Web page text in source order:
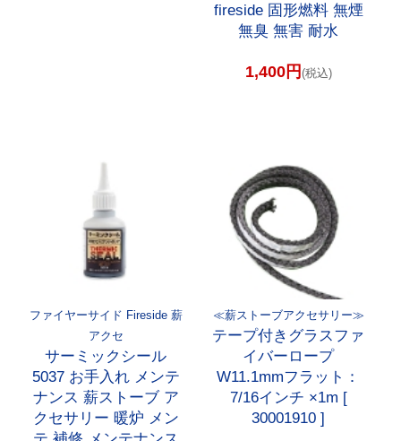
fireside 固形燃料 無煙
無臭 無害 耐水
1,400円 (税込)
ファイヤーサイド Fireside 薪
アクセ
サーミックシール
5037 お手入れ メンテ
ナンス 薪ストーブ ア
クセサリー 暖炉 メン
≪薪ストーブアクセサリー≫
テープ付きグラスファ
イバーロープ
W11.1mmフラット：
7/16インチ ×1m [
30001910 ]